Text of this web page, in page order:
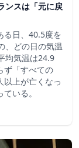
ンスは「元に戻
る日、40.5度を
、どの日の気温
均気温は24.9
ず「すべての
以上が亡くなっ
いる。